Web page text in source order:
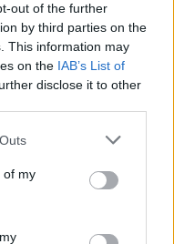
out of the further
by third parties on the
This information may
on the IAB’s List of
disclose it to other
one or more Google
You may click to
its third-party tags to
in below Google
of my
Αυγούστου: 13
που αξίζει να